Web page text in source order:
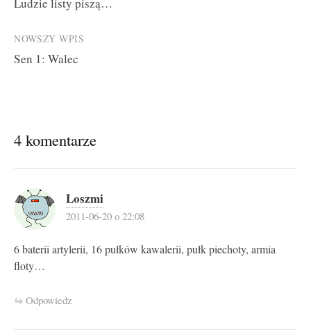
navigation
Ludzie listy piszą…
NOWSZY WPIS
Sen 1: Walec
4 komentarze
Loszmi
2011-06-20 o 22:08
6 baterii artylerii, 16 pułków kawalerii, pułk piechoty, armia
floty…
Odpowiedz